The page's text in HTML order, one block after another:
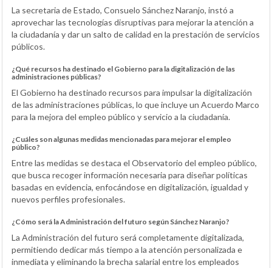
La secretaria de Estado, Consuelo Sánchez Naranjo, instó a
aprovechar las tecnologías disruptivas para mejorar la atención a
la ciudadanía y dar un salto de calidad en la prestación de servicios
públicos.
¿Qué recursos ha destinado el Gobierno para la digitalización de las
administraciones públicas?
El Gobierno ha destinado recursos para impulsar la digitalización
de las administraciones públicas, lo que incluye un Acuerdo Marco
para la mejora del empleo público y servicio a la ciudadanía.
¿Cuáles son algunas medidas mencionadas para mejorar el empleo
público?
Entre las medidas se destaca el Observatorio del empleo público,
que busca recoger información necesaria para diseñar políticas
basadas en evidencia, enfocándose en digitalización, igualdad y
nuevos perfiles profesionales.
¿Cómo será la Administración del futuro según Sánchez Naranjo?
La Administración del futuro será completamente digitalizada,
permitiendo dedicar más tiempo a la atención personalizada e
inmediata y eliminando la brecha salarial entre los empleados